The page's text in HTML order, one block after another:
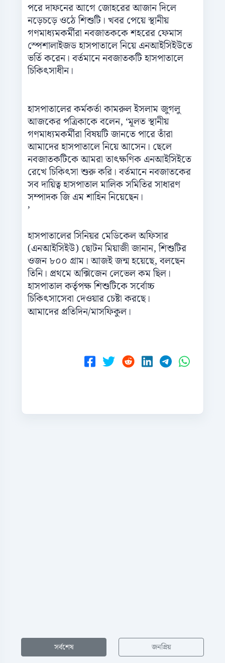
পরে দাফনের আগে জোহরের আজান দিলে
নড়েচড়ে ওঠে শিশুটি। খবর পেয়ে স্থানীয়
গণমাধ্যমকর্মীরা নবজাতককে শহরের ফেমাস
স্পেশালাইজড হাসপাতালে নিয়ে এনআইসিইউতে
ভর্তি করেন। বর্তমানে নবজাতকটি হাসপাতালে
চিকিৎসাধীন।
হাসপাতালের কর্মকর্তা কামরুল ইসলাম জুগলু
আজকের পত্রিকাকে বলেন, ‘মূলত স্থানীয়
গণমাধ্যমকর্মীরা বিষয়টি জানতে পারে তাঁরা
আমাদের হাসপাতালে নিয়ে আসেন। ছেলে
নবজাতকটিকে আমরা তাৎক্ষণিক এনআইসিইতে
রেখে চিকিৎসা শুরু করি। বর্তমানে নবজাতকের
সব দায়িত্ব হাসপাতাল মালিক সমিতির সাধারণ
সম্পাদক জি এম শাহিন নিয়েছেন।
’
হাসপাতালের সিনিয়র মেডিকেল অফিসার
(এনআইসিইউ) ছোটন মিয়াজী জানান, শিশুটির
ওজন ৮০০ গ্রাম। আজই জন্ম হয়েছে, বলছেন
তিনি। প্রথমে অক্সিজেন লেভেল কম ছিল।
হাসপাতাল কর্তৃপক্ষ শিশুটিকে সর্বোচ্চ
চিকিৎসাসেবা দেওয়ার চেষ্টা করছে।
আমাদের প্রতিদিন/মাসফিকুল।
সর্বশেষ জনপ্রিয়